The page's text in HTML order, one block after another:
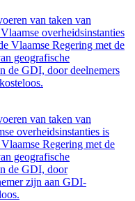
van taken van
overheidsinstanties
Vlaamse Regering met de
geografische
de GDI, door deelnemers
van taken van
overheidsinstanties is
Regering met de
geografische
de GDI, door
zijn aan GDI-